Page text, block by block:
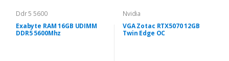
Ddr 5 5600
Exabyte RAM 16GB UDIMM
DDR5 5600Mhz
Nvidia
VGA Zotac RTX5070 12GB
Twin Edge OC